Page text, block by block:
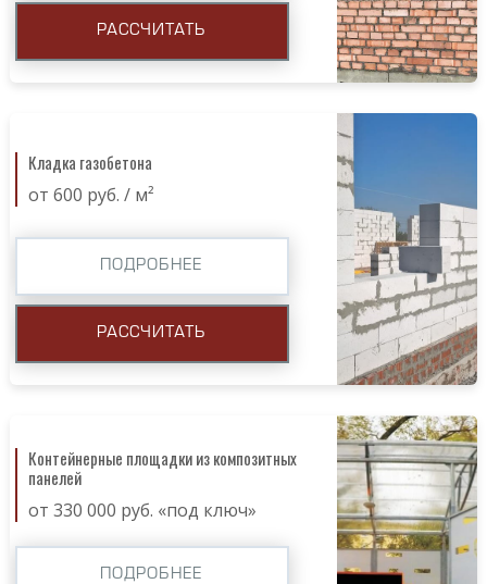
РАССЧИТАТЬ
Кладка газобетона
от 600 руб. / м²
ПОДРОБНЕЕ
РАССЧИТАТЬ
Контейнерные площадки из композитных
панелей
от 330 000 руб. «под ключ»
ПОДРОБНЕЕ